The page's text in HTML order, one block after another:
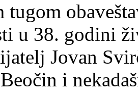
tugom
u 38. godini
Jovan
i